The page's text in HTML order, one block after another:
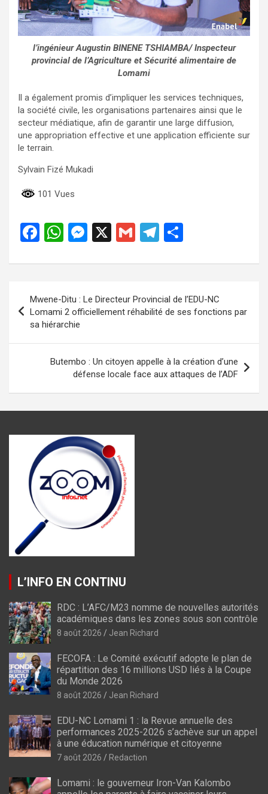
l’ingénieur Augustin BINENE TSHIAMBA/ Inspecteur
provincial de l’Agriculture et Sécurité alimentaire de
Lomami
Il a également promis d’impliquer les services techniques,
la société civile, les organisations partenaires ainsi que le
secteur médiatique, afin de garantir une large diffusion,
une appropriation effective et une application efficiente sur
le terrain.
Sylvain Fizé Mukadi
101 Vues
F
ce
o
o
k
W
at
s
A
p
p
M
se
n
g
X
G
ail
T
e
gr
a
ta
g
er
de
l’article
Mwene-Ditu : Le Directeur Provincial de l’EDU-NC
Lomami 2 officiellement réhabilité de ses fonctions par
sa hiérarchie
Butembo : Un citoyen appelle à la création d’une
défense locale face aux attaques de l’ADF
L’INFO EN CONTINU
RDC : L’AFC/M23 nomme de nouvelles autorités
académiques dans les zones sous son contrôle
8 août 2026 Jean Richard
FECOFA : Le Comité exécutif adopte le plan de
répartition des 16 millions USD liés à la Coupe
du Monde 2026
8 août 2026 Jean Richard
EDU-NC Lomami 1 : la Revue annuelle des
performances 2025-2026 s’achève sur un appel
à une éducation numérique et citoyenne
7 août 2026 Redaction
Lomami : le gouverneur Iron-Van Kalombo